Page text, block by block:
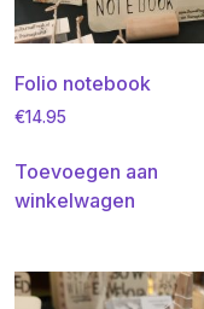
Folio notebook
€14.95
Toevoegen aan
winkelwagen